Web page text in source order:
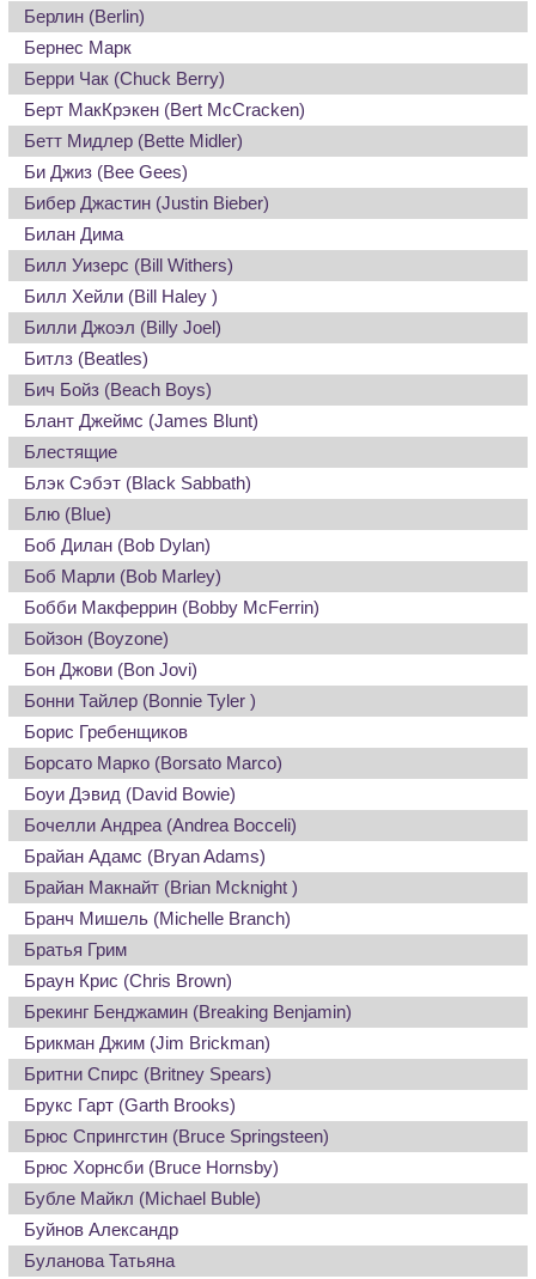
Берлин (Berlin)
Бернес Марк
Берри Чак (Chuck Berry)
Берт МакКрэкен (Bert McCracken)
Бетт Мидлер (Bette Midler)
Би Джиз (Bee Gees)
Бибер Джастин (Justin Bieber)
Билан Дима
Билл Уизерс (Bill Withers)
Билл Хейли (Bill Haley )
Билли Джоэл (Billy Joel)
Битлз (Beatles)
Бич Бойз (Beach Boys)
Блант Джеймс (James Blunt)
Блестящие
Блэк Сэбэт (Black Sabbath)
Блю (Blue)
Боб Дилан (Bob Dylan)
Боб Марли (Bob Marley)
Бобби Макферрин (Bobby McFerrin)
Бойзон (Boyzone)
Бон Джови (Bon Jovi)
Бонни Тайлер (Bonnie Tyler )
Борис Гребенщиков
Борсато Марко (Borsato Marco)
Боуи Дэвид (David Bowie)
Бочелли Андреа (Andrea Bocceli)
Брайан Адамс (Bryan Adams)
Брайан Макнайт (Brian Mcknight )
Бранч Мишель (Michelle Branch)
Братья Грим
Браун Крис (Chris Brown)
Брекинг Бенджамин (Breaking Benjamin)
Брикман Джим (Jim Brickman)
Бритни Спирс (Britney Spears)
Брукс Гарт (Garth Brooks)
Брюс Спрингстин (Bruce Springsteen)
Брюс Хорнсби (Bruce Hornsby)
Бубле Майкл (Michael Buble)
Буйнов Александр
Буланова Татьяна